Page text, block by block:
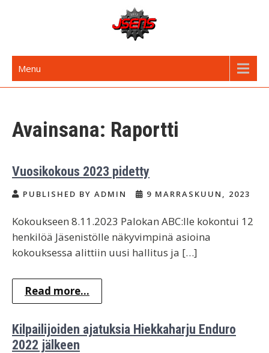
JSENS FI
Menu
Avainsana: Raportti
Vuosikokous 2023 pidetty
PUBLISHED BY ADMIN 9 MARRASKUUN, 2023
Kokoukseen 8.11.2023 Palokan ABC:lle kokontui 12
henkilöä Jäsenistölle näkyvimpinä asioina
kokouksessa alittiin uusi hallitus ja […]
Read more...
Kilpailijoiden ajatuksia Hiekkaharju Enduro
2022 jälkeen